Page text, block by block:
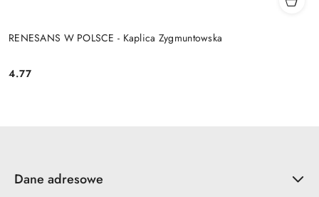
RENESANS W POLSCE - Kaplica Zygmuntowska
Cena:
4.77
Dane adresowe